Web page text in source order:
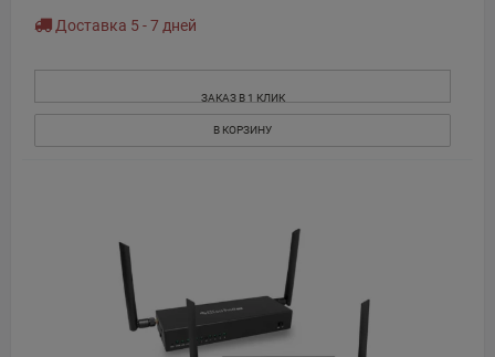
Доставка 5 - 7 дней
ЗАКАЗ В 1 КЛИК
В КОРЗИНУ